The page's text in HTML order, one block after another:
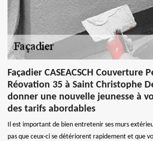
Façadier CASEACSCH Couverture
Réovation 35 à Saint Christophe
donner une nouvelle jeunesse à
des tarifs abordables
Il est important de bien entretenir ses murs
pas que ceux-ci se détériorent rapidement et que